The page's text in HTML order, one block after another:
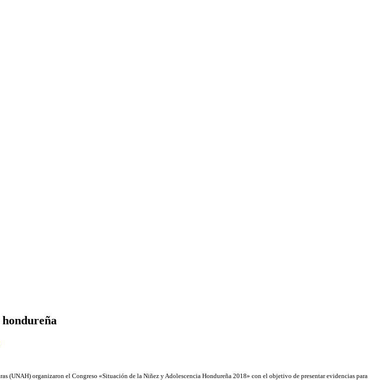
(UNAH) organizaron el Congreso «Situación de la Niñez y Adolescencia Hondureña 2018» con el objetivo de presentar evidencias para